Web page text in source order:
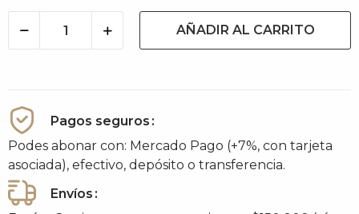
AÑADIR AL CARRITO
Pagos seguros
Podes abonar con: Mercado Pago (+7%, con tarjeta
asociada), efectivo, depósito o transferencia.
Envíos